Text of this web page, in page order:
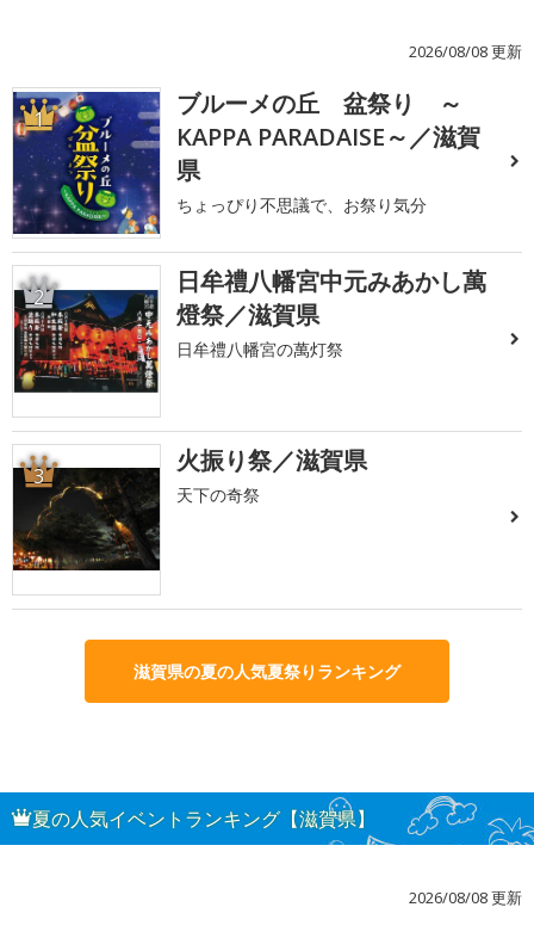
2026/08/08 更新
1
ブルーメの丘 盆祭り ～
KAPPA PARADAISE～／滋賀
県
ちょっぴり不思議で、お祭り気分
2
日牟禮八幡宮中元みあかし萬
燈祭／滋賀県
日牟禮八幡宮の萬灯祭
3 火振り祭／滋賀県
天下の奇祭
滋賀県の夏の人気夏祭りランキング
夏の人気イベントランキング【滋賀県】
2026/08/08 更新